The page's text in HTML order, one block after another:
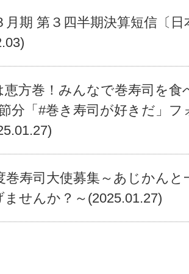
月期 第３四半期決算短信〔日
恵方巻！みんなで巻寿司を食
分「#巻き寿司が好きだ」
巻寿司大使募集～あじかんと
ませんか？～(2025.01.27)